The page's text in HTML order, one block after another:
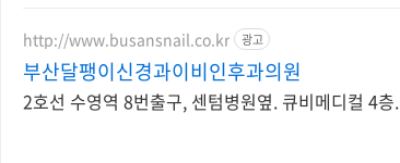
http://www.busansnail.co.kr 광고
부산달팽이신경과이비인후과의원
2호선 수영역 8번출구, 센텀병원옆. 큐비메디컬 4층.